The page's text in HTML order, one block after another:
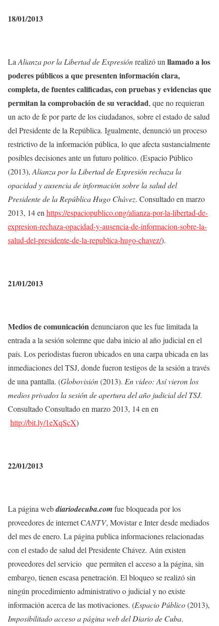
18/01/2013
La Alianza por la Libertad de Expresiónrealizó un llamado a los
poderes públicos a que presenten información clara,
completa, de fuentes calificadas, con pruebas y evidencias que
permitan la comprobación de su veracidad, que no requieran
un acto de fe por parte de los ciudadanos, sobre el estado de salud
del Presidente de la República. Igualmente, denunció un proceso
restrictivo de la información pública, lo que afecta sustancialmente
posibles decisiones ante un futuro político. (Espacio Público
(2013), Alianza por la Libertad de Expresión rechaza la
opacidad y ausencia de información sobre la salud del
Presidente de la República Hugo Chávez. Consultado en marzo
2013, 14 en https://espaciopublico.ong/alianza-por-la-libertad-de-
expresion-rechaza-opacidad-y-ausencia-de-informacion-sobre-la-
salud-del-presidente-de-la-republica-hugo-chavez/).
21/01/2013
Medios de comunicacióndenunciaron que les fue limitada la
entrada a la sesión solemne que daba inicio al año judicial en el
país. Los periodistas fueron ubicados en una carpa ubicada en las
inmediaciones del TSJ, donde fueron testigos de la sesión a través
de una pantalla. (Globovisión(2013). En video: Así vieron los
medios privados la sesión de apertura del año judicial del TSJ.
Consultado Consultado en marzo 2013, 14 en en
http://bit.ly/1eXqScX)
22/01/2013
La página webdiariodecuba.comfue bloqueada por los
proveedores de internet CANTV, Movistar e Inter desde mediados
del mes de enero. La página publica informaciones relacionadas
con el estado de salud del Presidente Chávez. Aún existen
proveedores del servicio que permiten el acceso a la página, sin
embargo, tienen escasa penetración. El bloqueo se realizó sin
ningún procedimiento administrativo o judicial y no existe
información acerca de las motivaciones. (Espacio Público(2013),
Imposibilitado acceso a página web del Diario de Cuba.